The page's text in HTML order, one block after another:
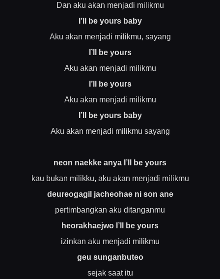
Dan aku akan menjadi milikmu
I’ll be yours baby
Aku akan menjadi milikmu, sayang
I’ll be yours
Aku akan menjadi milikmu
I’ll be yours
Aku akan menjadi milikmu
I’ll be yours baby
Aku akan menjadi milikmu sayang
neon naekke anya I’ll be yours
kau bukan milikku, aku akan menjadi milikmu
deureogagil jacheohae ni son ane
pertimbangkan aku ditanganmu
heorakhaejwo I’ll be yours
izinkan aku menjadi milikmu
geu sunganbuteo
sejak saat itu